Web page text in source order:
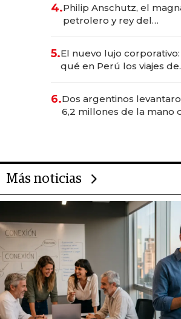
4.Philip Anschutz, el
petrolero y rey del
Fénix
5.El nuevo lujo
qué en Perú los viajes de
transformadoras
6.Dos argentinos
6,2 millones de la mano
Más noticias